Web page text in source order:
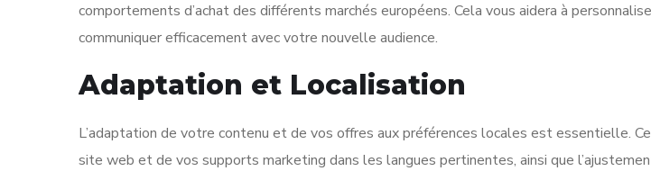
comportements d’achat des différents marchés européens. Cela vous aidera à
communiquer efficacement avec votre nouvelle audience.
Adaptation et Localisation
L’adaptation de votre contenu et de vos offres aux préférences locales est essentielle.
site web et de vos supports marketing dans les langues pertinentes, ainsi que